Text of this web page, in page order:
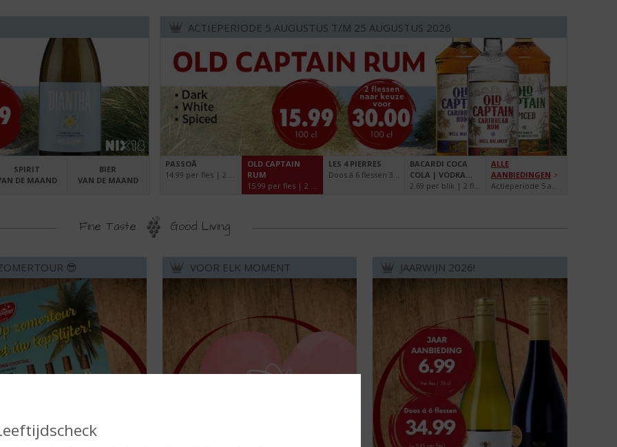
ACTIEPERIODE 5 AUGUSTUS T/M 25 AUGUSTUS 2026
PASSOÃ
OLD CAPTAIN
RUM
LES 4 PIERRES
BACARDI COCA
COLA | VODKA
SPRITE
2.69 per blik | 2 flessen voor 5.00 | 25 cl
ALLE
AANBIEDINGEN
SPIRIT
DE MAAND
BIER
VAN DE MAAND
Fine Taste Good Living
😎 VOOR ELK MOMENT JAARWIJN 2026!